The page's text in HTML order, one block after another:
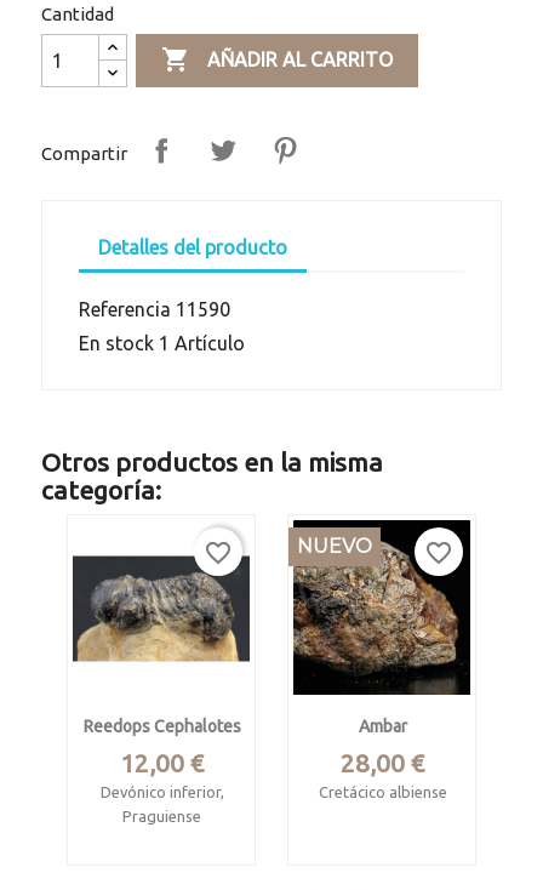
Cantidad
 AÑADIR AL CARRITO
Compartir
Detalles del producto
Referencia 11590
En stock 1 Artículo
Otros productos en la misma
categoría:
Reedops Cephalotes
Precio
12,00 €
Devónico inferior,
Praguiense
favorite_border
Ambar
Precio
28,00 €
Cretácico albiense
NUEVO favorite_border